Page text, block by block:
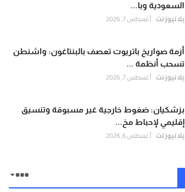
السعودية وبا...
يلا نيوز نت أغسطس 7, 2026
أزمة صواريخ باتريوت تعصف بالبنتاغون: واشنطن
تسحب أنظمة ...
يلا نيوز نت أغسطس 7, 2026
بزشكيان: ضغوط خارجية غير مسبوقة وتنسيق
إقليمي لإحباط مخ...
يلا نيوز نت أغسطس 6, 2026